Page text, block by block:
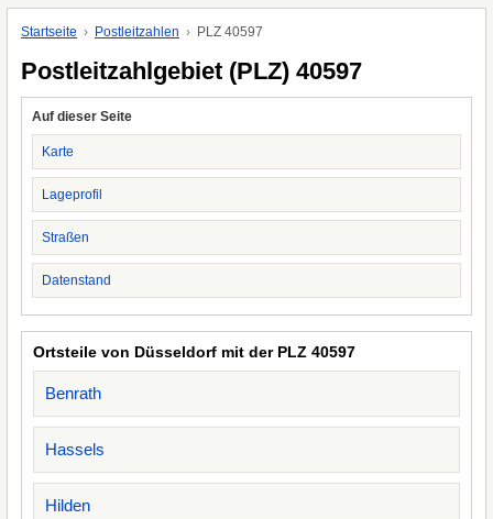
Startseite Postleitzahlen PLZ 40597
Postleitzahlgebiet (PLZ) 40597
Auf dieser Seite
Karte
Lageprofil
Straßen
Datenstand
Ortsteile von Düsseldorf mit der PLZ 40597
Benrath
Hassels
Hilden